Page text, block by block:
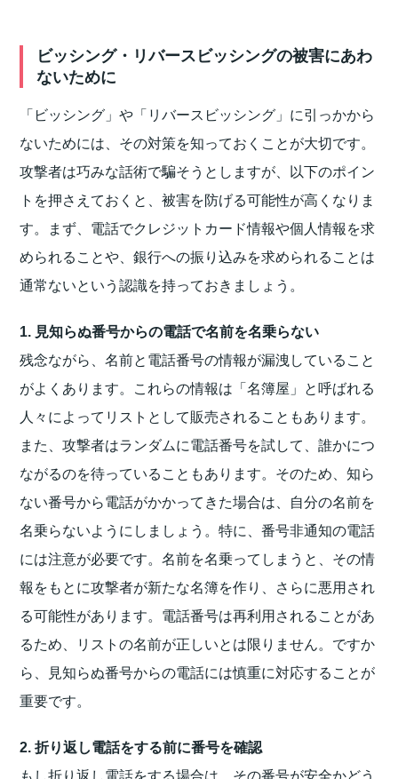
ビッシング・リバースビッシングの被害にあわ
ないために
「ビッシング」や「リバースビッシング」に引っかから
ないためには、その対策を知っておくことが大切です。
攻撃者は巧みな話術で騙そうとしますが、以下のポイン
トを押さえておくと、被害を防げる可能性が高くなりま
す。まず、電話でクレジットカード情報や個人情報を求
められることや、銀行への振り込みを求められることは
通常ないという認識を持っておきましょう。
1. 見知らぬ番号からの電話で名前を名乗らない
残念ながら、名前と電話番号の情報が漏洩していること
がよくあります。これらの情報は「名簿屋」と呼ばれる
人々によってリストとして販売されることもあります。
また、攻撃者はランダムに電話番号を試して、誰かにつ
ながるのを待っていることもあります。そのため、知ら
ない番号から電話がかかってきた場合は、自分の名前を
名乗らないようにしましょう。特に、番号非通知の電話
には注意が必要です。名前を名乗ってしまうと、その情
報をもとに攻撃者が新たな名簿を作り、さらに悪用され
る可能性があります。電話番号は再利用されることがあ
るため、リストの名前が正しいとは限りません。ですか
ら、見知らぬ番号からの電話には慎重に対応することが
重要です。
2. 折り返し電話をする前に番号を確認
もし折り返し電話をする場合は、その番号が安全かどう